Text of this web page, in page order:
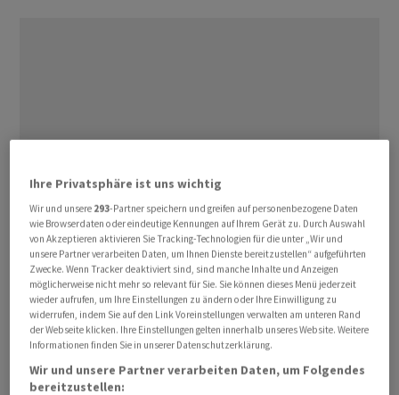
Nach den deutlichen Kursverlusten, die den Dow am
Freitag nahe 45.000 Punkten auf den tiefsten Stand seit
September gedrückt hatten, stieg der Leitindex nun
um 0,3 Prozent auf 45.320 Zähler. Für den marktbreiten
Ihre Privatsphäre ist uns wichtig
Wir und unsere 293-Partner speichern und greifen auf personenbezogene Daten
wie Browserdaten oder eindeutige Kennungen auf Ihrem Gerät zu. Durch Auswahl
von Akzeptieren aktivieren Sie Tracking-Technologien für die unter „Wir und
unsere Partner verarbeiten Daten, um Ihnen Dienste bereitzustellen“ aufgeführten
Zwecke. Wenn Tracker deaktiviert sind, sind manche Inhalte und Anzeigen
möglicherweise nicht mehr so relevant für Sie. Sie können dieses Menü jederzeit
wieder aufrufen, um Ihre Einstellungen zu ändern oder Ihre Einwilligung zu
widerrufen, indem Sie auf den Link Voreinstellungen verwalten am unteren Rand
der Webseite klicken. Ihre Einstellungen gelten innerhalb unseres Website. Weitere
Informationen finden Sie in unserer Datenschutzerklärung.
Wir und unsere Partner verarbeiten Daten, um Folgendes
bereitzustellen: